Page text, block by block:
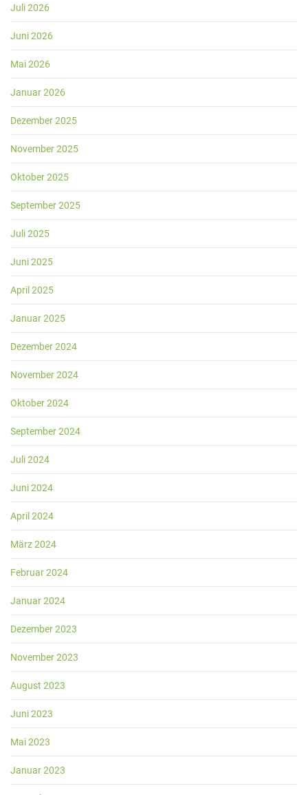
Juli 2026
Juni 2026
Mai 2026
Januar 2026
Dezember 2025
November 2025
Oktober 2025
September 2025
Juli 2025
Juni 2025
April 2025
Januar 2025
Dezember 2024
November 2024
Oktober 2024
September 2024
Juli 2024
Juni 2024
April 2024
März 2024
Februar 2024
Januar 2024
Dezember 2023
November 2023
August 2023
Juni 2023
Mai 2023
Januar 2023